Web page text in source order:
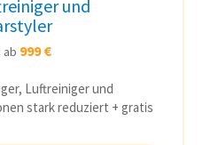
und
ab 999 €
Luftreiniger und
stark reduziert + gratis